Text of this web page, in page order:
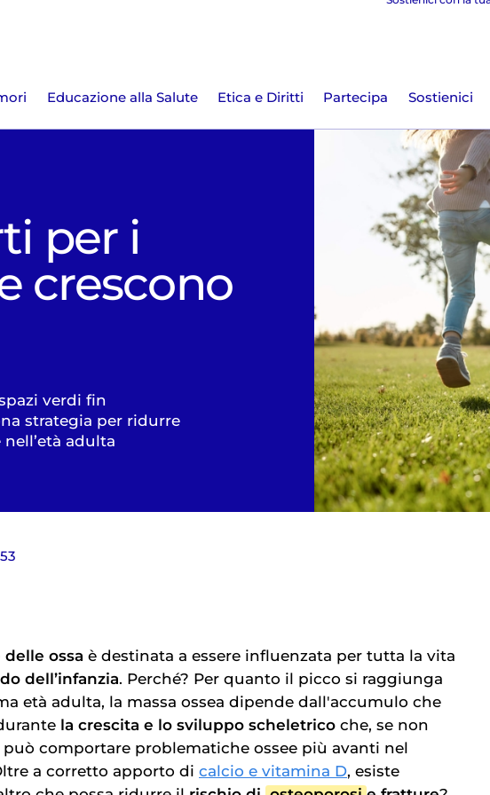
Educazione alla Salute Etica e Diritti Partecipa Sostienici
per i
crescono
verdi fin
strategia per ridurre
adulta
delle ossa è destinata a essere influenzata per tutta la vita
dell’infanzia. Perché? Per quanto il picco si raggiunga
età adulta, la massa ossea dipende dall'accumulo che
la crescita e lo sviluppo scheletrico che, se non
comportare problematiche ossee più avanti nel
a corretto apporto di calcio e vitamina D, esiste